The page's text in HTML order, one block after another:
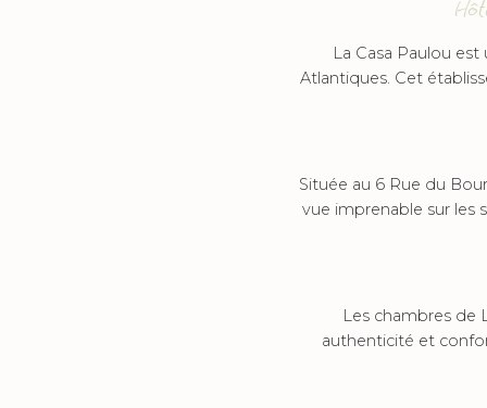
La Casa Paulou
Atlantiques. Cet
Située au 6 Rue du
vue imprenable sur les
Les chambres de
authenticité et